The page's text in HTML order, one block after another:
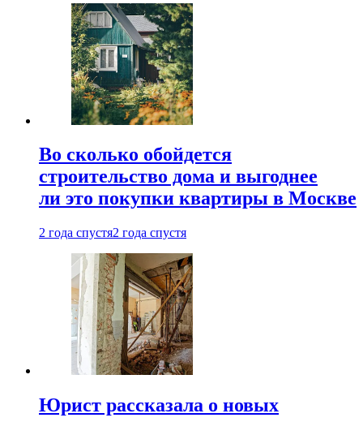
Во сколько обойдется
строительство дома и выгоднее
ли это покупки квартиры в Москве
2 года спустя2 года спустя
Юрист рассказала о новых